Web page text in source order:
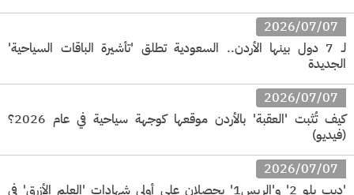
2026/07/07
لـ 7 دول بينها الأردن.. السعودية تطلق 'تأشيرة الباقات السياحية'
الجديدة
2026/07/07
كيف تُثبت 'العقبة' بالأردن موقعها كوجهة سياحية في عام 2026؟
(فيديو)
2026/07/07
'ديب بلو 2' و'الريس1' يحصلان على أولى شهادات 'العلم الأزرق' في